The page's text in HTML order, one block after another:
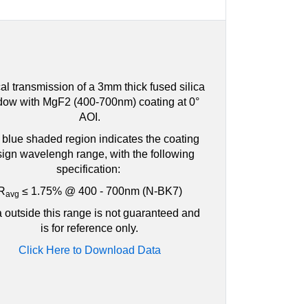
transmission of a 3mm thick fused silica
with MgF2 (400-700nm) coating at 0°
AOI.
shaded region indicates the coating
wavelengh range, with the following
specification:
avg ≤ 1.75% @ 400 - 700nm (N-BK7)
outside this range is not guaranteed and
is for reference only.
Click Here to Download Data